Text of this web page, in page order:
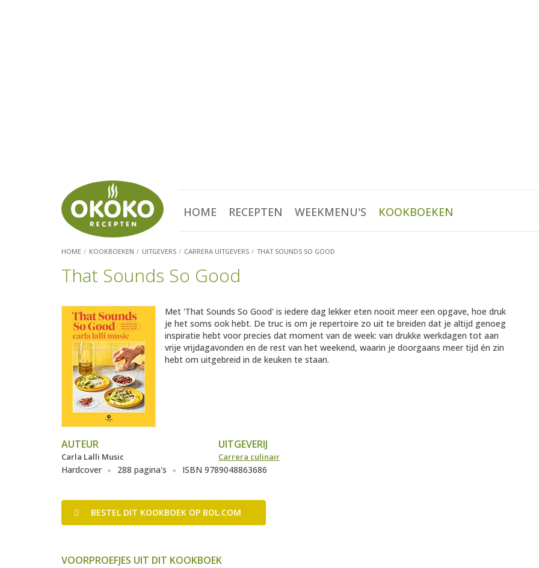
HOME RECEPTEN WEEKMENU'S KOOKBOEKEN
HOME KOOKBOEKEN UITGEVERS CARRERA UITGEVERS THAT SOUNDS SO GOOD
That Sounds So Good
Met 'That Sounds So Good' is iedere dag lekker eten nooit meer een opgave, hoe druk
je het soms ook hebt. De truc is om je repertoire zo uit te breiden dat je altijd genoeg
inspiratie hebt voor precies dat moment van de week: van drukke werkdagen tot aan
vrije vrijdagavonden en de rest van het weekend, waarin je doorgaans meer tijd én zin
hebt om uitgebreid in de keuken te staan.
AUTEUR
Carla Lalli Music
UITGEVERIJ
Carrera culinair
Hardcover 288 pagina's ISBN 9789048863686
BESTEL DIT KOOKBOEK OP BOL.COM
VOORPROEFJES UIT DIT KOOKBOEK